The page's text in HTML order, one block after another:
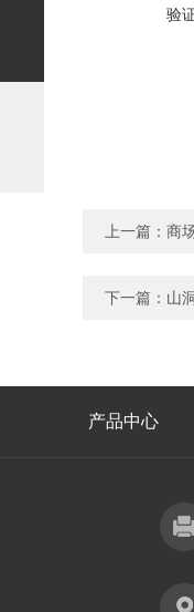
验
上一篇： 商
下一篇： 山
产品中心